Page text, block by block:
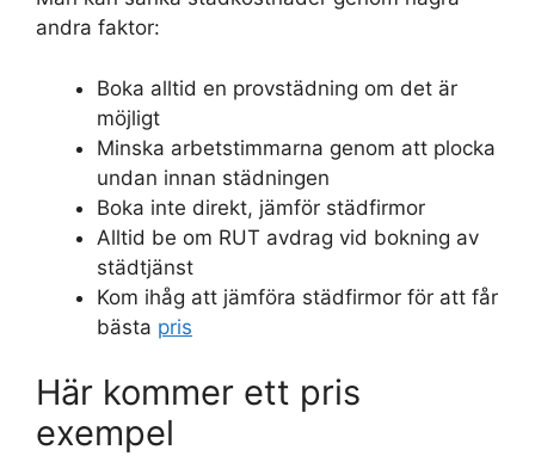
andra faktor:
Boka alltid en provstädning om det är
möjligt
Minska arbetstimmarna genom att plocka
undan innan städningen
Boka inte direkt, jämför städfirmor
Alltid be om RUT avdrag vid bokning av
städtjänst
Kom ihåg att jämföra städfirmor för att får
bästa pris
Här kommer ett pris
exempel